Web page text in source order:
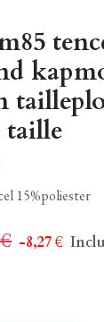
taille
15%poliester
- 8,27€